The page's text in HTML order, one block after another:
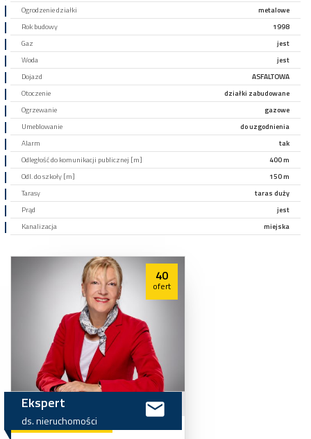
Ogrodzenie działki
metalowe
Rok budowy
1998
Gaz
jest
Woda
jest
Dojazd
ASFALTOWA
Otoczenie
działki zabudowane
Ogrzewanie
gazowe
Umeblowanie
do uzgodnienia
Alarm
tak
Odległość do komunikacji publicznej [m]
400 m
Odl. do szkoły [m]
150 m
Tarasy
taras duży
Prąd
jest
Kanalizacja
miejska
40
ofert
Ekspert
ds.nieruchomości